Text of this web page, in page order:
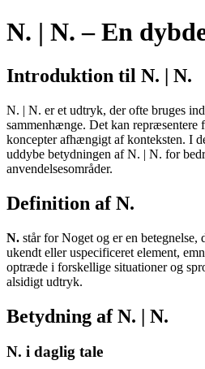
N. | N. – En
Introduktion til N. | N.
N. | N. er et udtryk, der ofte bruges
sammenhænge. Det kan repræsentere
koncepter afhængigt af konteksten. I
uddybe betydningen af N. | N. for
anvendelsesområder.
Definition af N.
N. står for Noget og er en betegnelse,
ukendt eller uspecificeret element,
optræde i forskellige situationer og
alsidigt udtryk.
Betydning af N. | N.
N. i daglig tale